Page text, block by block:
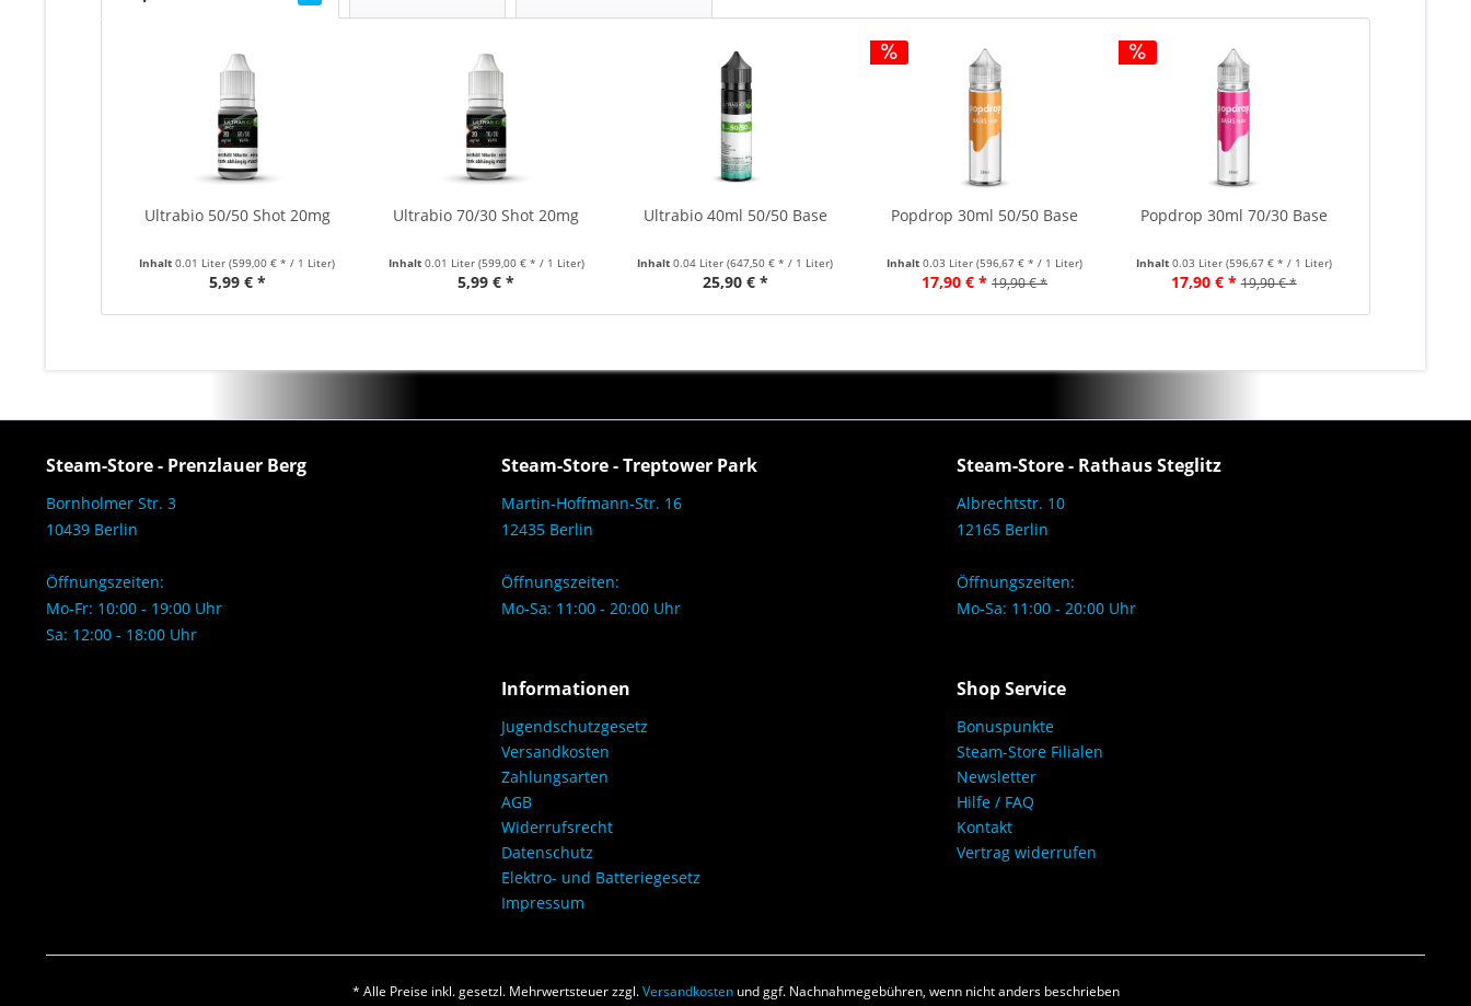
Ultrabio 50/50 Shot 20mg
Inhalt0.01 Liter(599,00 € * / 1 Liter)
5,99 € *
Ultrabio 70/30 Shot 20mg
Inhalt 0.01 Liter (599,00 € * / 1 Liter)
5,99 € *
Ultrabio 40ml 50/50 Base
Inhalt0.04 Liter(647,50 € * / 1 Liter)
25,90 € *
Popdrop 30ml 50/50 Base
Inhalt0.03 Liter(596,67 € * / 1 Liter)
17,90 € * 19,90 € *
Popdrop 30ml 70/30 Base
Inhalt 0.03 Liter (596,67 € * / 1 Liter)
17,90 € * 19,90 € *
Steam-Store - Prenzlauer Berg
Bornholmer Str. 3
10439 Berlin
Öffnungszeiten:
Mo-Fr: 10:00 - 19:00 Uhr
Sa: 12:00 - 18:00 Uhr
Steam-Store - Treptower Park
Martin-Hoffmann-Str. 16
12435 Berlin
Öffnungszeiten:
Mo-Sa: 11:00 - 20:00 Uhr
Steam-Store - Rathaus Steglitz
Albrechtstr. 10
12165 Berlin
Öffnungszeiten:
Mo-Sa: 11:00 - 20:00 Uhr
Informationen
Jugendschutzgesetz
Versandkosten
Zahlungsarten
AGB
Widerrufsrecht
Datenschutz
Elektro- und Batteriegesetz
Impressum
Shop Service
Bonuspunkte
Steam-Store Filialen
Newsletter
Hilfe / FAQ
Kontakt
Vertrag widerrufen
* Alle Preise inkl. gesetzl. Mehrwertsteuer zzgl.Versandkostenund ggf. Nachnahmegebühren, wenn nicht anders beschrieben